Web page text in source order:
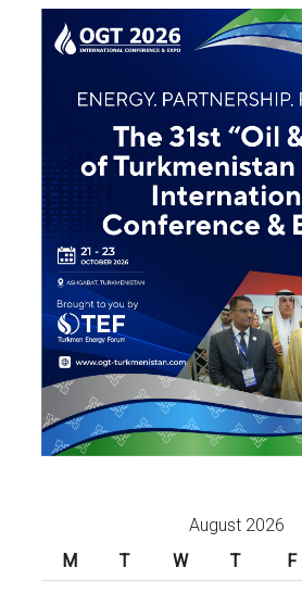
August 2026
M
T W T F